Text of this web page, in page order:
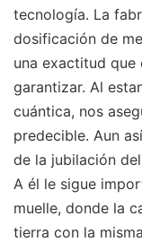
tecnología. La
dosificación de
una exactitud
garantizar. Al
cuántica, nos
predecible. Aun
de la jubilación
A él le sigue
muelle, donde la
tierra con la